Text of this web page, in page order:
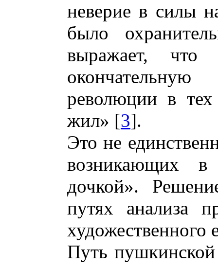
неверие в силы
было
выражает,
революции в
жил» [3].
Это не
возникающих в
дочкой».
путях анализа
художественного
Путь